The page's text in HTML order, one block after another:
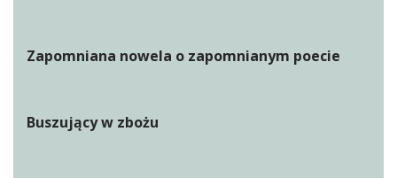
Zapomniana nowela o zapomnianym poecie
Buszujący w zbożu